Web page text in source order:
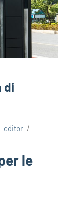
di
editor
le